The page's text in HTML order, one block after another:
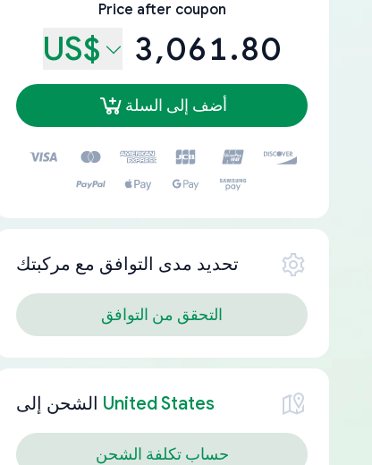
Price after coupon
US$ 3,061.80
أضف إلى السلة
تحديد مدى التوافق مع مركبتك
التحقق من التوافق
الشحن إلى United States
حساب تكلفة الشحن